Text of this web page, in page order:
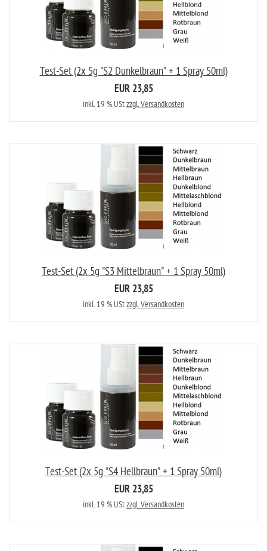
Test-Set (2x 5g "S2 Dunkelbraun" + 1 Spray 50ml)
EUR 23,85
inkl. 19 % UStzzgl. Versandkosten
Test-Set (2x 5g "S3 Mittelbraun" + 1 Spray 50ml)
EUR 23,85
inkl. 19 % UStzzgl. Versandkosten
Test-Set (2x 5g "S4 Hellbraun" + 1 Spray 50ml)
EUR 23,85
inkl. 19 % UStzzgl. Versandkosten